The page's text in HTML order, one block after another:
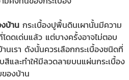
บ้าน กระเบื้องปูพื้นดินเผานั้นมีความ
ดดเด่นแล้ว แต่บางครั้งอาจไม่ตอบ
นเรา ดังนั้นควรเลือกกระเบื้องชนิดที่
สีและทำให้มีลวดลายบนแผ่นกระเบื้อง
องบ้าน